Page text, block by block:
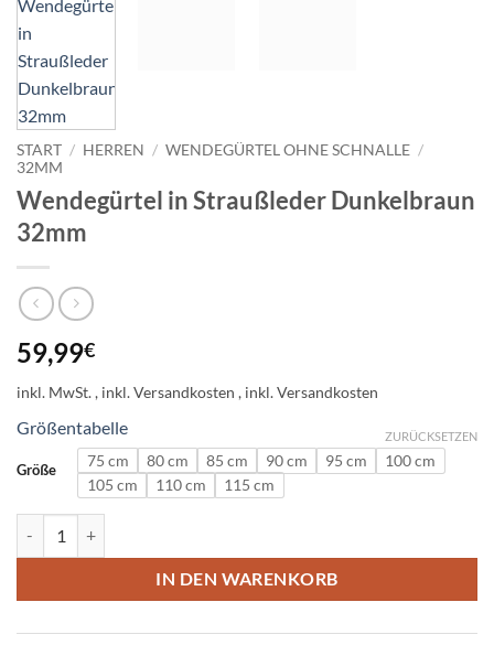
START / HERREN / WENDEGÜRTEL OHNE SCHNALLE /
32MM
Wendegürtel in Straußleder Dunkelbraun
32mm
59,99€
inkl. MwSt.
Größentabelle
Größe 75 cm 80 cm 85 cm 90 cm 95 cm
100 cm
105 cm
110 cm 115 cm
ZURÜCKSETZEN
IN DEN WARENKORB